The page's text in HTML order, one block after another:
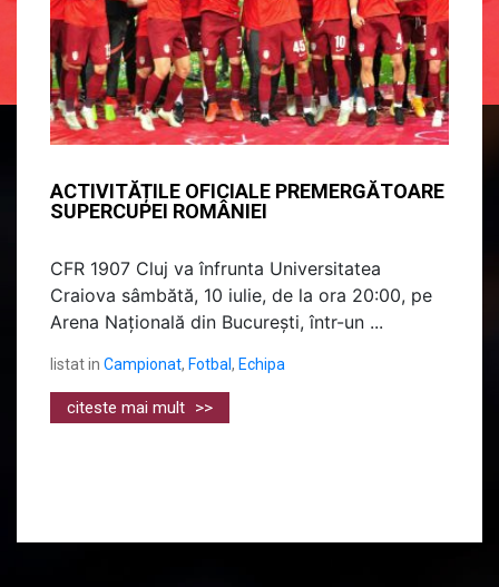
ACTIVITĂȚILE OFICIALE PREMERGĂTOARE
SUPERCUPEI ROMÂNIEI
CFR 1907 Cluj va înfrunta Universitatea
Craiova sâmbătă, 10 iulie, de la ora 20:00, pe
Arena Națională din București, într-un ...
listat in Campionat, Fotbal , Echipa
citeste mai mult >>